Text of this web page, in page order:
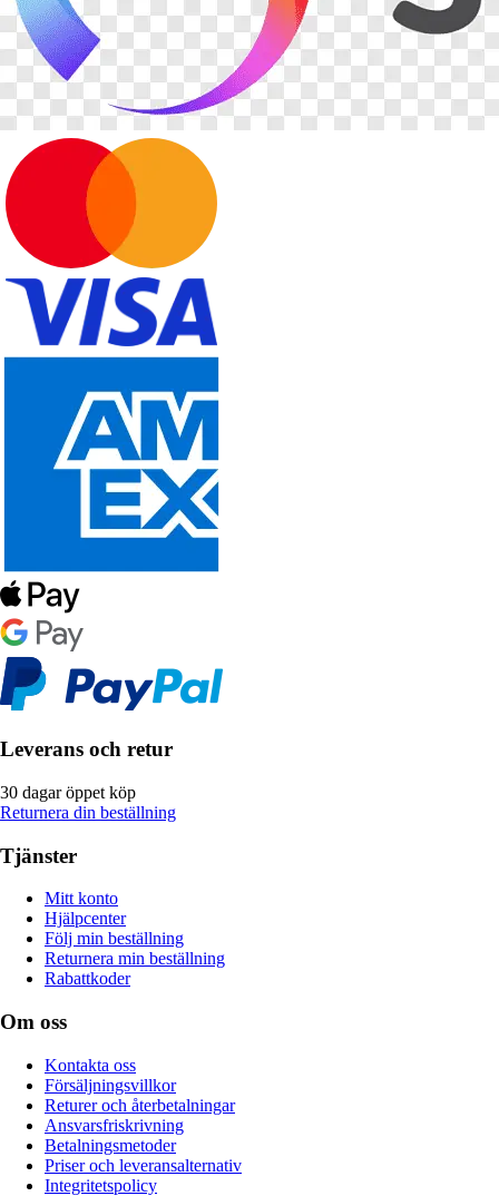
Leverans och retur
30 dagar öppet köp
Returnera din beställning
Tjänster
Mitt konto
Hjälpcenter
Följ min beställning
Returnera min beställning
Rabattkoder
Om oss
Kontakta oss
Försäljningsvillkor
Returer och återbetalningar
Ansvarsfriskrivning
Betalningsmetoder
Priser och leveransalternativ
Integritetspolicy